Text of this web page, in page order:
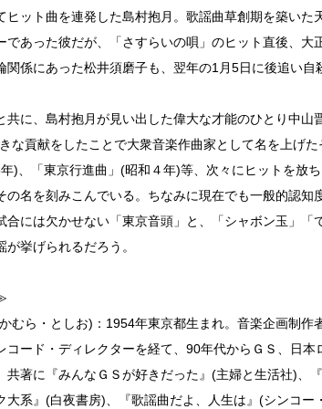
ヒット曲を連発した島村抱月。歌謡曲草創期を築いた
であった彼だが、「さすらいの唄」のヒット直後、
関係にあった松井須磨子も、翌年の1月5日に後追い自
共に、島村抱月が見い出した偉大な才能のひとり中山
な貢献をしたことで大衆音楽作曲家として名を上げ
)、「東京行進曲」(昭和４年)等、次々にヒットを放
の名を刻みこんでいる。ちなみに現在でも一般的認知
合には欠かせない「東京音頭」と、「シャボン玉」「
が挙げられるだろう。
むら・としお)：1954年東京都生まれ。音楽企画制作
コード・ディレクターを経て、90年代からＧＳ、日
共著に『みんなＧＳが好きだった』(主婦と生活社)、
大系』(白夜書房)、『歌謡曲だよ、人生は』(シンコー